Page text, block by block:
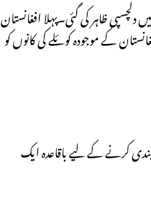
ظاہر کی گئی۔پہلا افغانستان
کے موجودہ کوئلے کی کانوں کو
کرنے کے لیے باقاعدہ ایک